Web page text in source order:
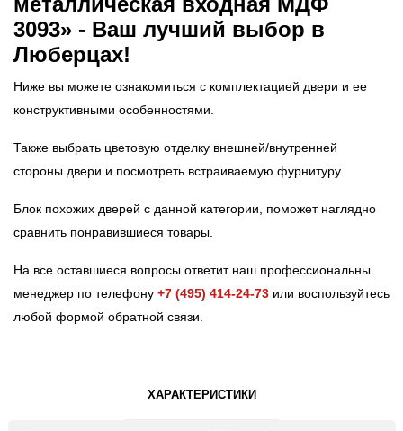
3093» - Ваш лучший выбор в
Люберцах!
Ниже вы можете ознакомиться с комплектацией двери и ее
конструктивными особенностями.
Также выбрать цветовую отделку внешней/внутренней
стороны двери и посмотреть встраиваемую фурнитуру.
Блок похожих дверей с данной категории, поможет наглядно
сравнить понравившиеся товары.
На все оставшиеся вопросы ответит наш профессиональны
менеджер по телефону +7 (495) 414-24-73 или воспользуйтесь
любой формой обратной связи.
ХАРАКТЕРИСТИКИ